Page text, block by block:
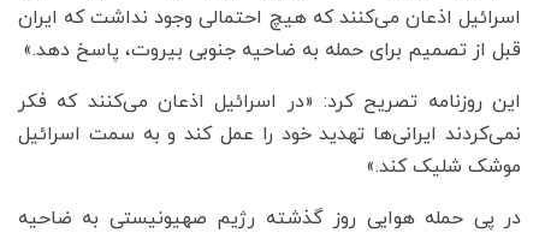
اسرائیل اذعان می‌کنند که هیچ احتمالی وجود نداشت که ایران
قبل از تصمیم برای حمله به ضاحیه جنوبی بیروت، پاسخ دهد.»
این روزنامه تصریح کرد: «در اسرائیل اذعان می‌کنند که فکر
نمی‌کردند ایرانی‌ها تهدید خود را عمل کند و به سمت اسرائیل
موشک شلیک کند.»
در پی حمله هوایی روز گذشته رژیم صهیونیستی به ضاحیه